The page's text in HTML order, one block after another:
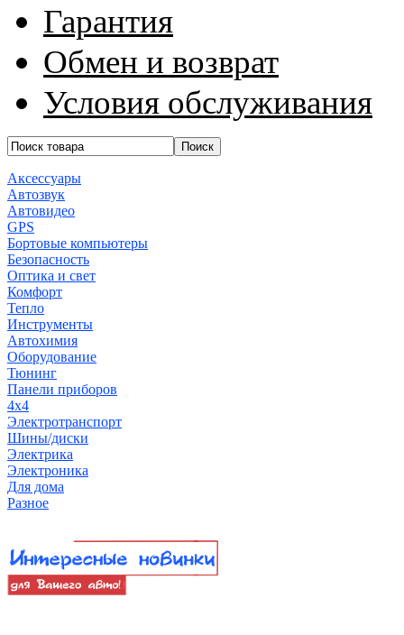
Гарантия
Обмен и возврат
Условия обслуживания
Аксессуары
Автозвук
Автовидео
GPS
Бортовые компьютеры
Безопасность
Оптика и свет
Комфорт
Тепло
Инструменты
Автохимия
Оборудование
Тюнинг
Панели приборов
4x4
Электротранспорт
Шины/диски
Электрика
Электроника
Для дома
Разное